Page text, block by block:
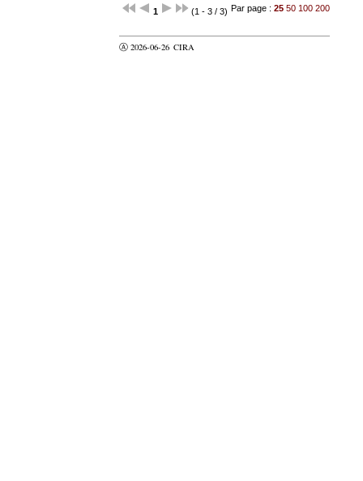
1 (1 - 3 / 3) Par page : 25 50 100 200
Ⓐ 2026-06-26 CIRA